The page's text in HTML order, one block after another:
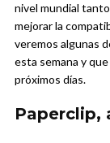
nivel mundial
mejorar la
veremos algunas
esta semana y
próximos días.
Paperclip,